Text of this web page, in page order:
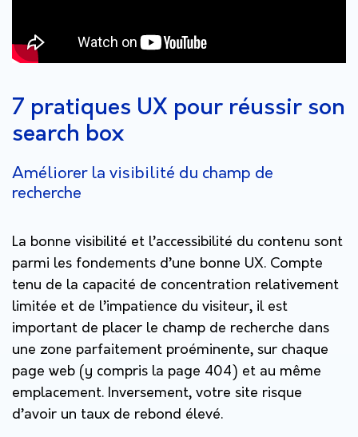
7 pratiques UX pour réussir son
search box
Améliorer la visibilité du champ de
recherche
La bonne visibilité et l’accessibilité du contenu sont
parmi les fondements d’une bonne UX. Compte
tenu de la capacité de concentration relativement
limitée et de l’impatience du visiteur, il est
important de placer le champ de recherche dans
une zone parfaitement proéminente, sur chaque
page web (y compris la page 404) et au même
emplacement. Inversement, votre site risque
d’avoir un taux de rebond élevé.